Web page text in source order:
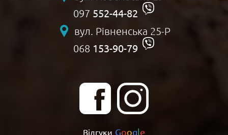
Відгуки Google
097 552-44-82
вул. Рівненська 25-Р
068 153-90-79